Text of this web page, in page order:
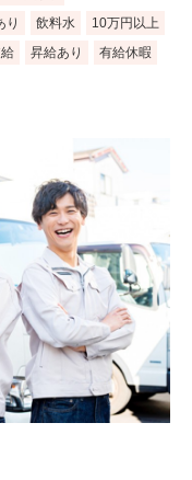
り 飲料水
10万円以上
昇給あり
有給休暇